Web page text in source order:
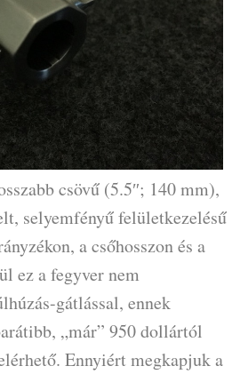
csövű (5.5″; 140 mm),
selyemfényű felületkezelésű
a csőhosszon és a
ez a fegyver nem
gátlással, ennek
„már” 950 dollártól
Ennyiért megkapjuk a